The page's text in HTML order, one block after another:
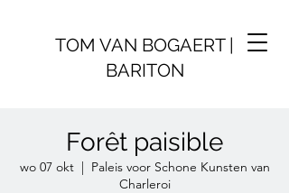
TOM VAN BOGAERT |
BARITON
Forêt paisible
wo 07 okt
  |
Paleis voor Schone Kunsten van
Charleroi